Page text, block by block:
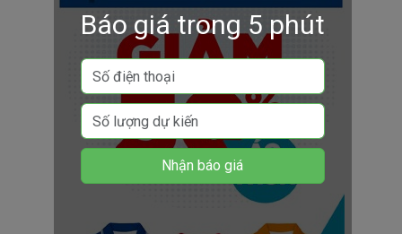
Báo giá trong 5 phút